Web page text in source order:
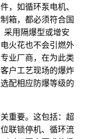
，如循环泵电机、
箱，都必须符合国
采用隔爆型或增安
火花也不会引燃外
业厂商，在为此类
户工艺现场的爆炸
配相应防爆等级的
重要。这包括：超
联锁停机、循环流